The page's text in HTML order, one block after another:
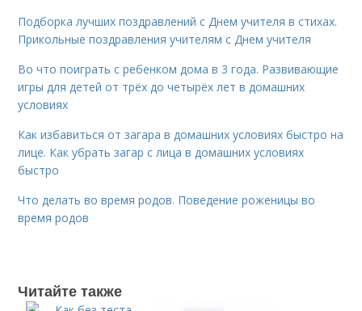
Подборка лучших поздравлений с Днем учителя в стихах.
Прикольные поздравления учителям с Днем учителя
Во что поиграть с ребенком дома в 3 года. Развивающие
игры для детей от трёх до четырёх лет в домашних
условиях
Как избавиться от загара в домашних условиях быстро на
лице. Как убрать загар с лица в домашних условиях
быстро
Что делать во время родов. Поведение роженицы во
время родов
Читайте также